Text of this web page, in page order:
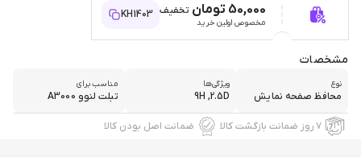
50,000 تومان تخفیف
مخصوص اولین خرید
KH1403
مشخصات
نوع
محافظ صفحه نمایش
ویژگی‌ها
9H ,2.5D
مناسب برای
تبلت لنوو A3000
۷ روز ضمانت بازگشت کالا ضمانت اصل بودن کالا